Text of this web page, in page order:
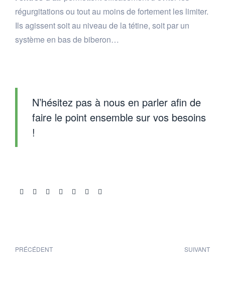
régurgitations ou tout au moins de fortement les limiter.
Ils agissent soit au niveau de la tétine, soit par un
système en bas de biberon…
N’hésitez pas à nous en parler afin de
faire le point ensemble sur vos besoins
!
Share:
PRÉCÉDENT SUIVANT